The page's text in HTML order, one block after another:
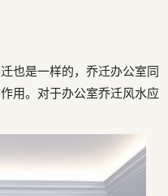
也是一样的，乔迁办公室同
用。对于办公室乔迁风水应